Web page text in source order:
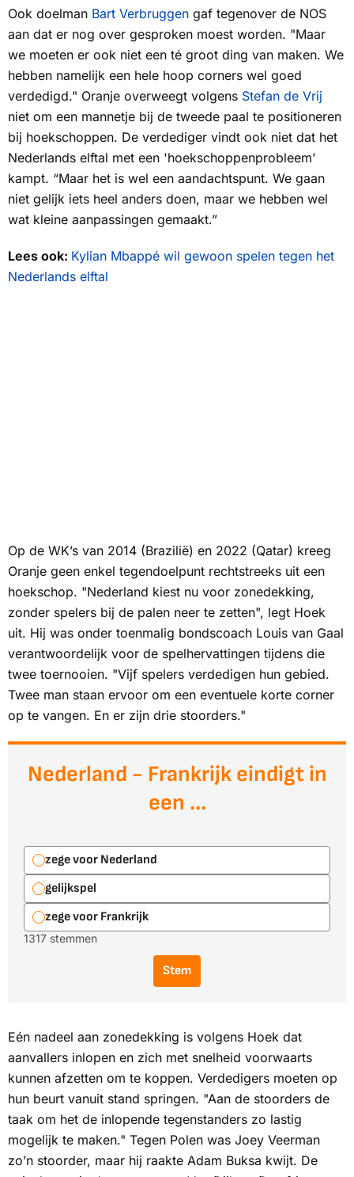
Ook doelman Bart Verbruggen gaf tegenover de NOS
aan dat er nog over gesproken moest worden. "Maar
we moeten er ook niet een té groot ding van maken. We
hebben namelijk een hele hoop corners wel goed
verdedigd." Oranje overweegt volgens Stefan de Vrij
niet om een mannetje bij de tweede paal te positioneren
bij hoekschoppen. De verdediger vindt ook niet dat het
Nederlands elftal met een 'hoekschoppenprobleem'
kampt. “Maar het is wel een aandachtspunt. We gaan
niet gelijk iets heel anders doen, maar we hebben wel
wat kleine aanpassingen gemaakt.”
Lees ook: Kylian Mbappé wil gewoon spelen tegen het
Nederlands elftal
Op de WK’s van 2014 (Brazilië) en 2022 (Qatar) kreeg
Oranje geen enkel tegendoelpunt rechtstreeks uit een
hoekschop. "Nederland kiest nu voor zonedekking,
zonder spelers bij de palen neer te zetten", legt Hoek
uit. Hij was onder toenmalig bondscoach Louis van Gaal
verantwoordelijk voor de spelhervattingen tijdens die
twee toernooien. "Vijf spelers verdedigen hun gebied.
Twee man staan ervoor om een eventuele korte corner
op te vangen. En er zijn drie stoorders."
Nederland - Frankrijk eindigt in
een ...
zege voor Nederland
gelijkspel
zege voor Frankrijk
1317 stemmen
Stem
Eén nadeel aan zonedekking is volgens Hoek dat
aanvallers inlopen en zich met snelheid voorwaarts
kunnen afzetten om te koppen. Verdedigers moeten op
hun beurt vanuit stand springen. "Aan de stoorders de
taak om het de inlopende tegenstanders zo lastig
mogelijk te maken." Tegen Polen was Joey Veerman
zo’n stoorder, maar hij raakte Adam Buksa kwijt. De